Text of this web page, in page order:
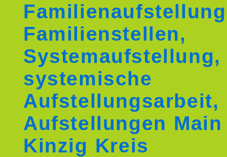
Familienstellen,
Systemaufstellung,
systemische
Aufstellungsarbeit,
Aufstellungen Main
Kinzig Kreis